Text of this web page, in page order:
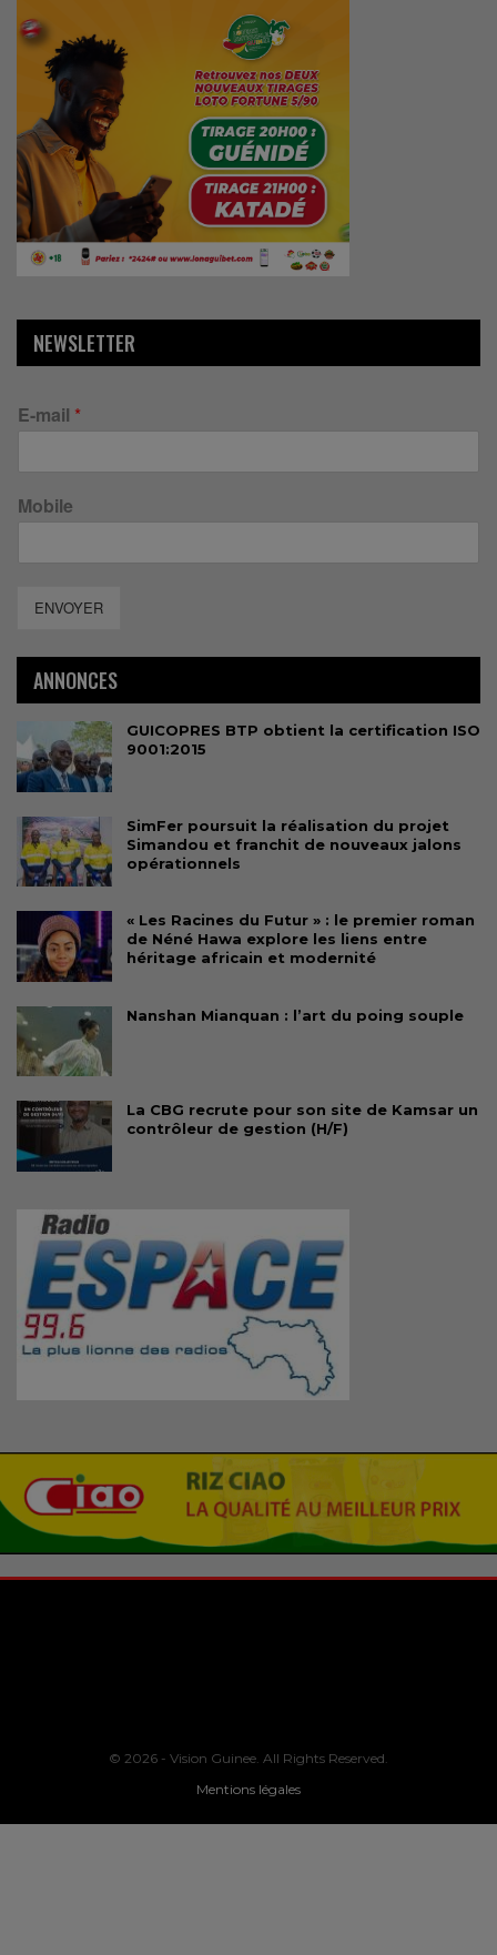
NEWSLETTER
E-mail *
Mobile
ENVOYER
ANNONCES
GUICOPRES BTP obtient la certification ISO
9001:2015
SimFer poursuit la réalisation du projet
Simandou et franchit de nouveaux jalons
opérationnels
« Les Racines du Futur » : le premier roman
de Néné Hawa explore les liens entre
héritage africain et modernité
Nanshan Mianquan : l’art du poing souple
La CBG recrute pour son site de Kamsar un
contrôleur de gestion (H/F)
© 2026 - Vision Guinee. All Rights Reserved.
Mentions légales